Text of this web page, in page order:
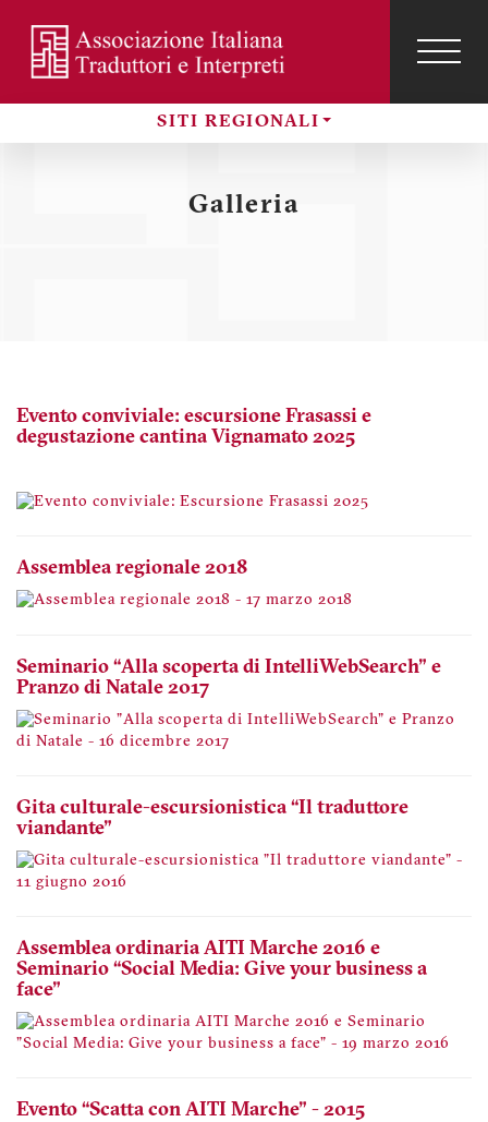
contenuto
principale
Sezioni
SITI REGIONALI
profilo
utente
Galleria
Evento conviviale: escursione Frasassi e
degustazione cantina Vignamato 2025
Assemblea regionale 2018
Seminario “Alla scoperta di IntelliWebSearch" e
Pranzo di Natale 2017
Gita culturale-escursionistica “Il traduttore
viandante"
Assemblea ordinaria AITI Marche 2016 e
Seminario “Social Media: Give your business a
face"
Evento “Scatta con AITI Marche" - 2015